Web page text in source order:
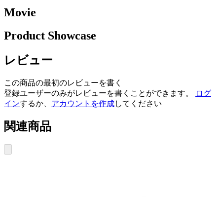
Movie
Product Showcase
レビュー
この商品の最初のレビューを書く
登録ユーザーのみがレビューを書くことができます。
ログ
インするか、 アカウントを作成してください
関連商品